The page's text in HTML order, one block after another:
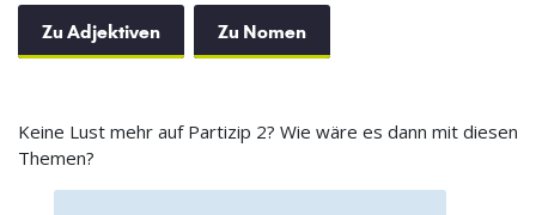
Zu Adjektiven Zu Nomen
Keine Lust mehr auf Partizip 2? Wie wäre es dann mit diesen
Themen?